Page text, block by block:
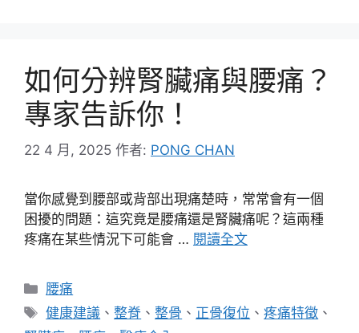
如何分辨腎臟痛與腰痛？
專家告訴你！
22 4 月, 2025 作者: PONG CHAN
當你感覺到腰部或背部出現痛楚時，常常會有一個
困擾的問題：這究竟是腰痛還是腎臟痛呢？這兩種
疼痛在某些情況下可能會 … 閱讀全文
分
類
腰痛
標
籤
健康建議 、整脊 、整骨 、 正骨復位 、疼痛特徵 、